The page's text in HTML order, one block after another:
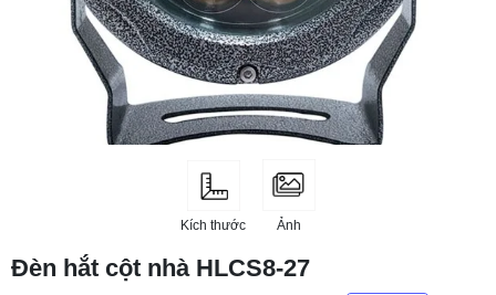
Kích thước Ảnh
Đèn hắt cột nhà HLCS8-27